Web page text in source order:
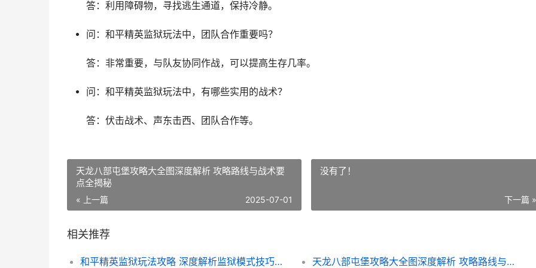
答：利用障碍物，寻找逃生通道，保持冷静。
问：和平精英监狱玩法中，团队合作重要吗？
答：非常重要，与队友协同作战，可以提高生存几率。
问：和平精英监狱玩法中，有哪些实用的战术？
答：伏击战术、声东击西、团队合作等。
天龙八部屯堡攻略大全图深度解析 攻略路线与战术要
点全揭秘
« 上一篇 2025-07-01
没有了！
下一篇 »
相关推荐
和平精英监狱玩法攻略 深度解析监狱模式技巧与策略 天龙八部屯堡攻略大全图深度解析 攻略路线与战术要点全揭秘